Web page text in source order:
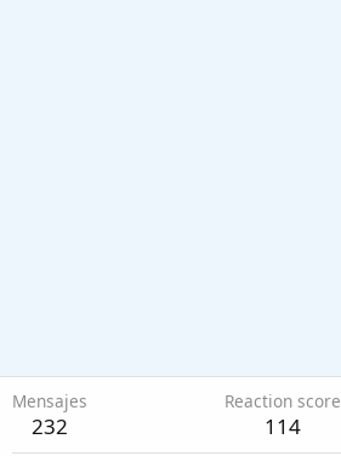
Mensajes
232
Reaction score
114